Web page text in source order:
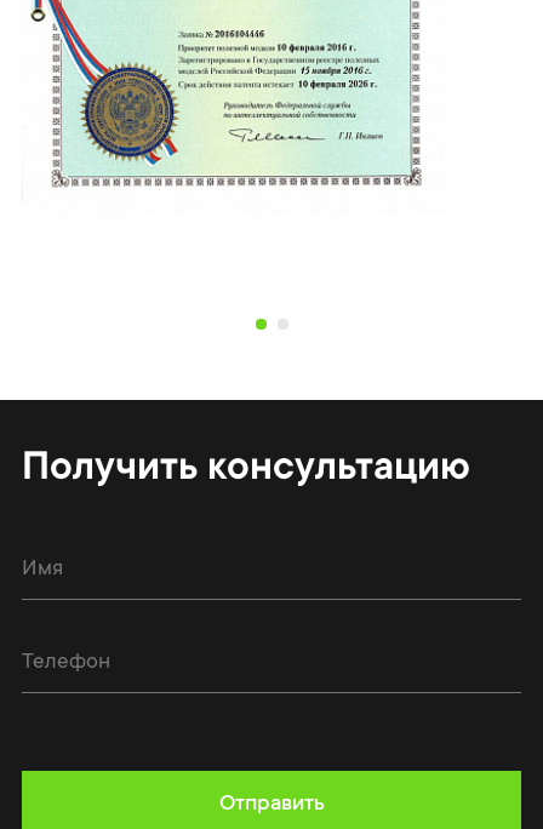
Получить консультацию
Отправить